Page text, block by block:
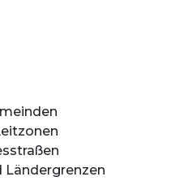
Ländergrenzen